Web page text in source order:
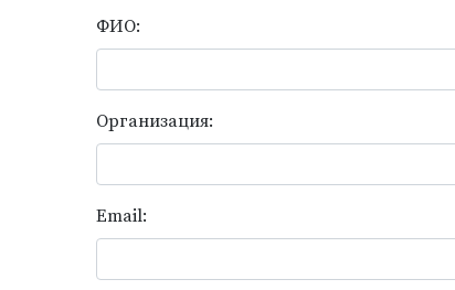
ФИО:
Организация:
Email: